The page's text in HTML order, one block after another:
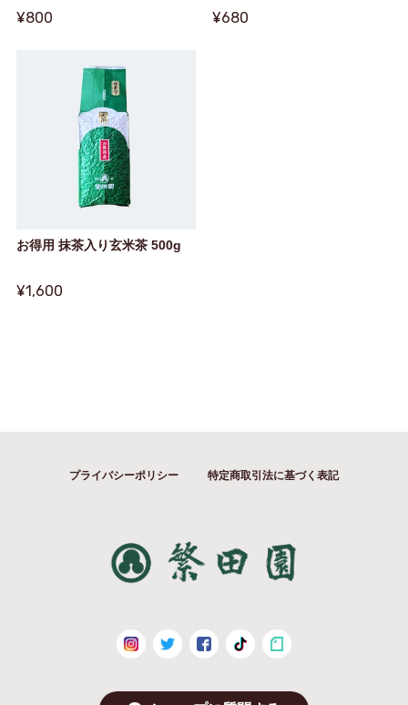
¥800 ¥680
お得用 抹茶入り玄米茶 500g
¥1,600
プライバシーポリシー 特定商取引法に基づく表記